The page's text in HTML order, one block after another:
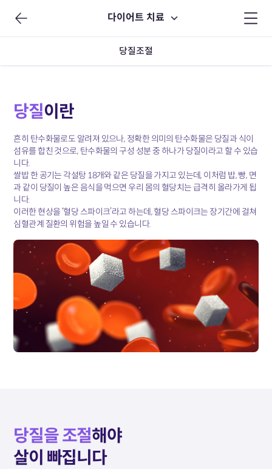
다이어트 치료
당질조절
당질이란
흔히 탄수화물로도 알려져 있으나, 정확한 의미의 탄수화물은 당질과 식이
섬유를 합친 것으로, 탄수화물의 구성 성분 중 하나가 당질이라고 할 수 있습
니다.
쌀밥 한 공기는 각설탕 18개와 같은 당질을 가지고 있는데, 이처럼 밥, 빵, 면
과 같이 당질이 높은 음식을 먹으면 우리 몸의 혈당치는 급격히 올라가게 됩
니다.
이러한 현상을 ‘혈당 스파이크’라고 하는데, 혈당 스파이크는 장기간에 걸쳐
심혈관계 질환의 위험을 높일 수 있습니다.
당질을 조절해야
살이 빠집니다